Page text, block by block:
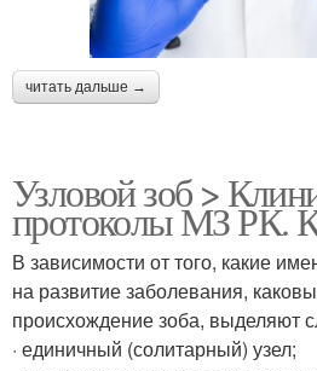
читать дальше →
Узловой зоб >
протоколы МЗ РК.
В зависимости от того, какие
на развитие заболевания,
происхождение зоба, выделяют
· единичный (солитарный) узел;